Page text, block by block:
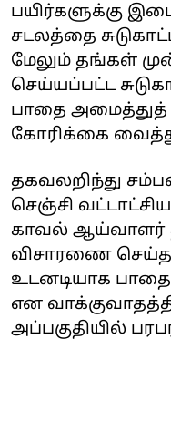
பயிர்களுக்கு
சடலத்தை
மேலும் தங்கள்
செய்யப்பட்ட
பாதை அமைத்துத்
கோரிக்கை
தகவலறிந்து
செஞ்சி
காவல் ஆய்வாளர்
விசாரணை
உடனடியாக
என
அப்பகுதியில்